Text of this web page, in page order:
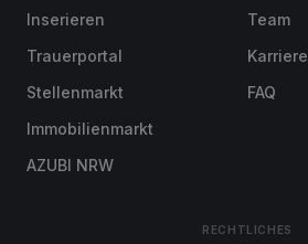
Inserieren
Trauerportal
Stellenmarkt
Immobilienmarkt
AZUBI NRW
Team
Karriere
FAQ
RECHTLICHES